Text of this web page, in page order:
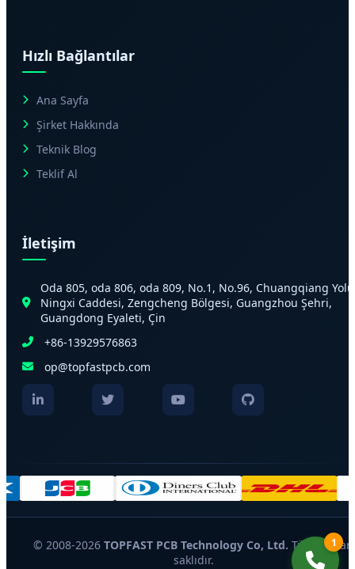
Hızlı Bağlantılar
Ana Sayfa
Şirket Hakkında
Teknik Blog
Teklif Al
İletişim
Oda 805, oda 806, oda 809, No.1, No.96, Chuangqiang
Ningxi Caddesi, Zengcheng Bölgesi, Guangzhou Şehri,
Guangdong Eyaleti, Çin
+86-13929576863
op@topfastpcb.com
© 2008-2026 TOPFAST PCB Technology Co, Ltd. Tüm hakları
saklıdır.
1